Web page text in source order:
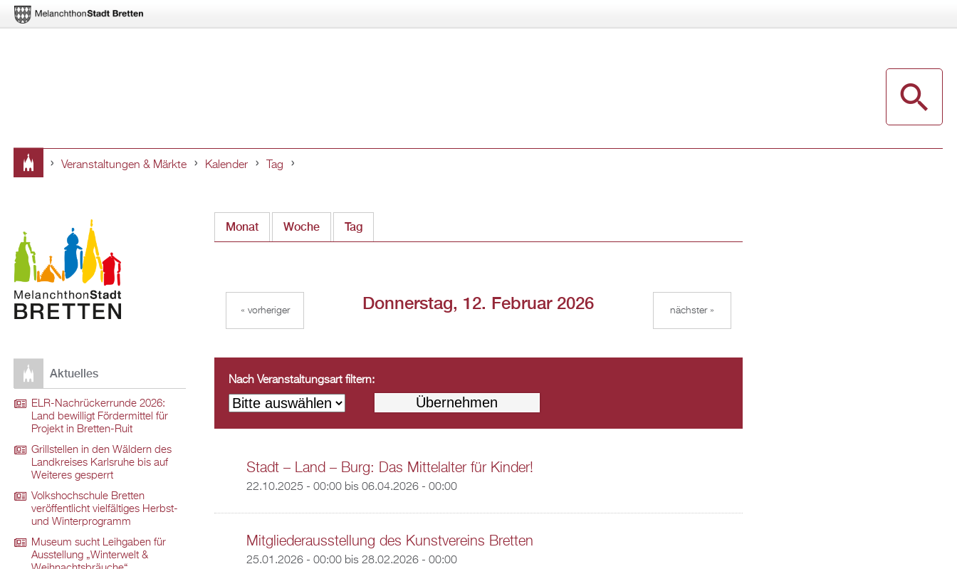
hier
Veranstaltungen & Märkte Kalender Tag
Monat Woche Tag(aktiver Reiter)
Donnerstag, 12. Februar 2026
« vorheriger nächster »
Nach Veranstaltungsart filtern:
Stadt – Land – Burg: Das Mittelalter für Kinder!
22.10.2025 - 00:00bis 06.04.2026 - 00:00
Mitgliederausstellung des Kunstvereins Bretten
25.01.2026 - 00:00bis 28.02.2026 - 00:00
Aktuelles
ELR-Nachrückerrunde 2026:
Land bewilligt Fördermittel für
Projekt in Bretten-Ruit
Grillstellen in den Wäldern des
Landkreises Karlsruhe bis auf
Weiteres gesperrt
Volkshochschule Bretten
veröffentlicht vielfältiges Herbst-
und Winterprogramm
Museum sucht Leihgaben für
Ausstellung „Winterwelt &